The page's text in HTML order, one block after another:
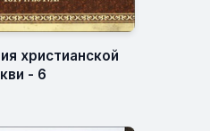
христианской
- 6